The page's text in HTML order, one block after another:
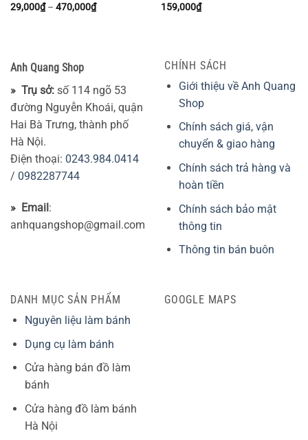
29,000₫ – 470,000₫Khoảng
giá:
159,000₫
Anh Quang Shop
» Trụ sở: số 114 ngõ 53
đường Nguyễn Khoái, quận
Hai Bà Trưng, thành phố
Hà Nội.
Điện thoại: 0243.984.0414
/ 0982287744
» Email:
anhquangshop@gmail.com
CHÍNH SÁCH
Giới thiệu về Anh Quang
Shop
Chính sách giá, vận
chuyển & giao hàng
Chính sách trả hàng và
hoàn tiền
Chính sách bảo mật
thông tin
Thông tin bán buôn
DANH MỤC SẢN PHẨM
Nguyên liệu làm bánh
Dụng cụ làm bánh
Cửa hàng bán đồ làm
bánh
Cửa hàng đồ làm bánh
Hà Nội
GOOGLE MAPS